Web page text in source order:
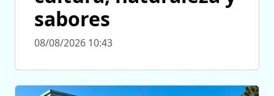
sabores
08/08/2026 10:43